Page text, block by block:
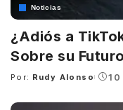
Noticias
¿Adiós a
Sobre su Futuro
Posted
Por: Rudy Alonso